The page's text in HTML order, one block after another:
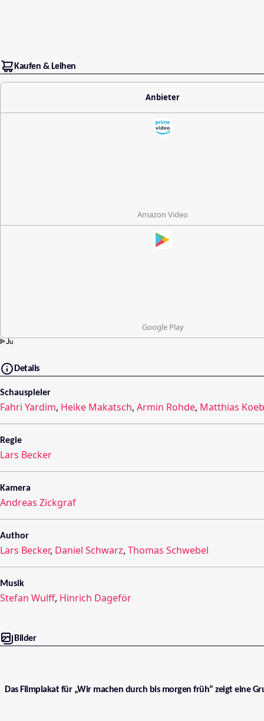
Kaufen & Leihen
Anbieter
Amazon Video
Google Play
Details
Schauspieler
Fahri Yardim, Heike Makatsch, Armin Rohde, Matthias
Regie
Lars Becker
Kamera
Andreas Zickgraf
Author
Lars Becker, Daniel Schwarz, Thomas Schwebel
Musik
Stefan Wulff, Hinrich Dageför
Bilder
Das Filmplakat für „Wir machen durch bis morgen früh“ zeigt eine